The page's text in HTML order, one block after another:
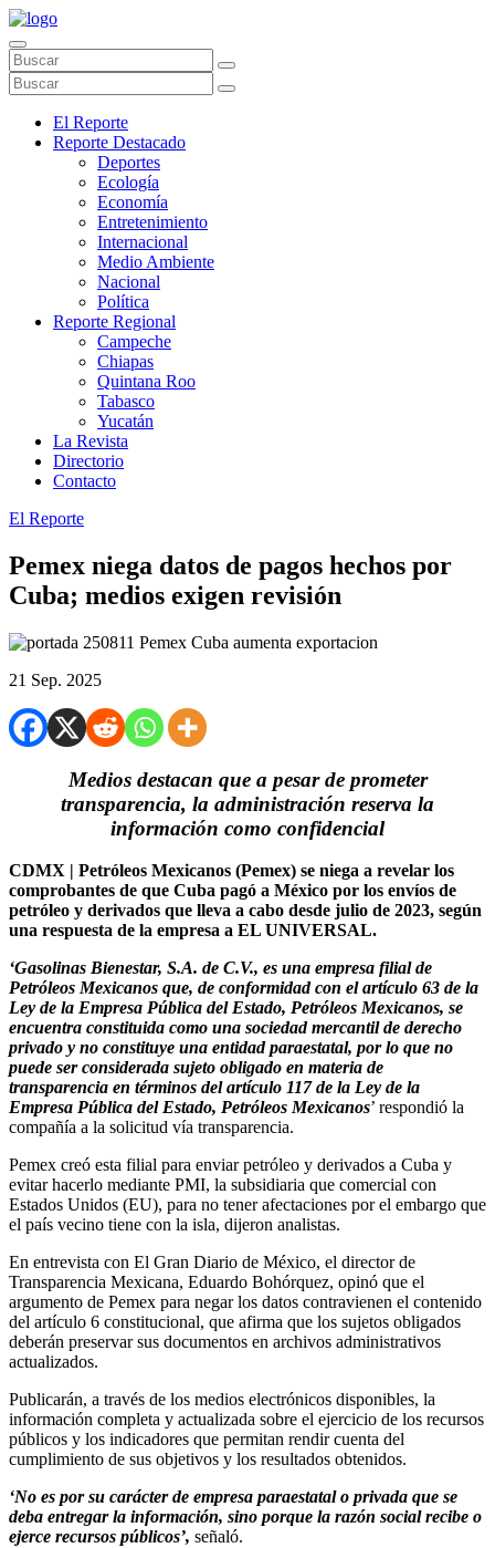
El Reporte
Reporte Destacado
Deportes
Ecología
Economía
Entretenimiento
Internacional
Medio Ambiente
Nacional
Política
Reporte Regional
Campeche
Chiapas
Quintana Roo
Tabasco
Yucatán
La Revista
Directorio
Contacto
El Reporte
Pemex niega datos de pagos hechos por
Cuba; medios exigen revisión
21 Sep. 2025
Medios destacan que a pesar de prometer
transparencia, la administración reserva la
información como confidencial
CDMX | Petróleos Mexicanos (Pemex) se niega a revelar los
comprobantes de que Cuba pagó a México por los envíos de
petróleo y derivados que lleva a cabo desde julio de 2023, según
una respuesta de la empresa a EL UNIVERSAL.
‘Gasolinas Bienestar, S.A. de C.V., es una empresa filial de
Petróleos Mexicanos que, de conformidad con el artículo 63 de la
Ley de la Empresa Pública del Estado, Petróleos Mexicanos, se
encuentra constituida como una sociedad mercantil de derecho
privado y no constituye una entidad paraestatal, por lo que no
puede ser considerada sujeto obligado en materia de
transparencia en términos del artículo 117 de la Ley de la
Empresa Pública del Estado, Petróleos Mexicanos’ respondió la
compañía a la solicitud vía transparencia.
Pemex creó esta filial para enviar petróleo y derivados a Cuba y
evitar hacerlo mediante PMI, la subsidiaria que comercial con
Estados Unidos (EU), para no tener afectaciones por el embargo que
el país vecino tiene con la isla, dijeron analistas.
En entrevista con El Gran Diario de México, el director de
Transparencia Mexicana, Eduardo Bohórquez, opinó que el
argumento de Pemex para negar los datos contravienen el contenido
del artículo 6 constitucional, que afirma que los sujetos obligados
deberán preservar sus documentos en archivos administrativos
actualizados.
Publicarán, a través de los medios electrónicos disponibles, la
información completa y actualizada sobre el ejercicio de los recursos
públicos y los indicadores que permitan rendir cuenta del
cumplimiento de sus objetivos y los resultados obtenidos.
‘No es por su carácter de empresa paraestatal o privada que se
deba entregar la información, sino porque la razón social recibe o
ejerce recursos públicos’, señaló.